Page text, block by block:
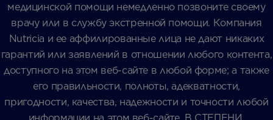
медицинской помощи немедленно позвоните своему
врачу или в службу экстренной помощи. Компания
Nutricia и ее аффилированные лица не дают никаких
гарантий или заявлений в отношении любого контента,
доступного на этом веб-сайте в любой форме; а также
его правильности, полноты, адекватности,
пригодности, качества, надежности и точности любой
информации на этом веб-сайте. В СТЕПЕНИ,